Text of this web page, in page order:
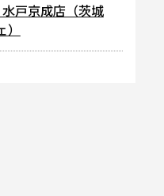
戸京成店（茨城